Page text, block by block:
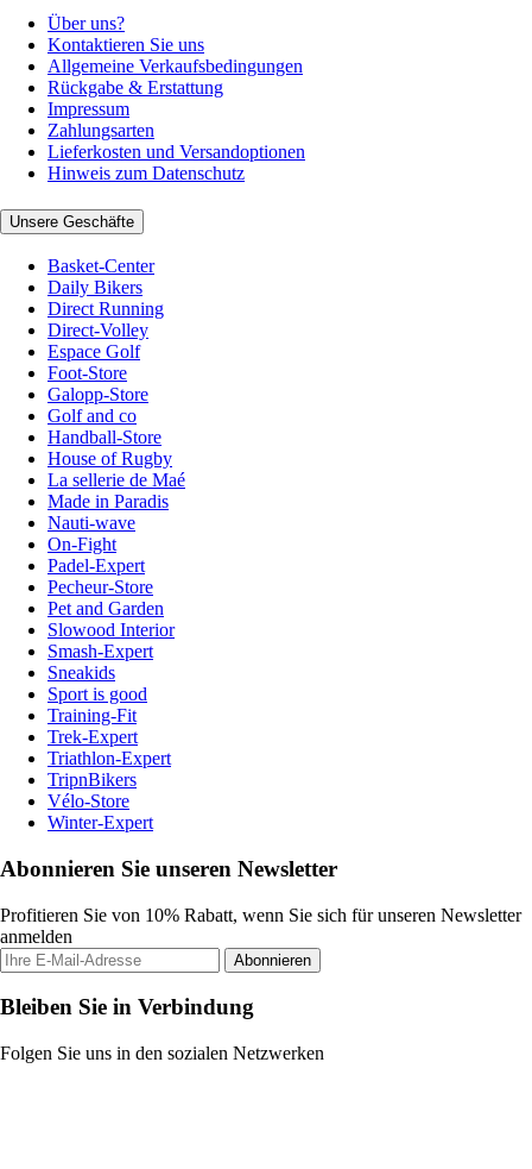
Über uns?
Kontaktieren Sie uns
Allgemeine Verkaufsbedingungen
Rückgabe & Erstattung
Impressum
Zahlungsarten
Lieferkosten und Versandoptionen
Hinweis zum Datenschutz
Unsere Geschäfte
Basket-Center
Daily Bikers
Direct Running
Direct-Volley
Espace Golf
Foot-Store
Galopp-Store
Golf and co
Handball-Store
House of Rugby
La sellerie de Maé
Made in Paradis
Nauti-wave
On-Fight
Padel-Expert
Pecheur-Store
Pet and Garden
Slowood Interior
Smash-Expert
Sneakids
Sport is good
Training-Fit
Trek-Expert
Triathlon-Expert
TripnBikers
Vélo-Store
Winter-Expert
Abonnieren Sie unseren Newsletter
Profitieren Sie von 10% Rabatt, wenn Sie sich für unseren Newsletter
anmelden
Abonnieren
Bleiben Sie in Verbindung
Folgen Sie uns in den sozialen Netzwerken